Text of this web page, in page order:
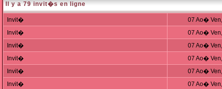
Il y a 79 invit�s en ligne
Invit�
07 Ao�
Invit�
07 Ao�
Invit�
07 Ao�
Invit�
07 Ao�
Invit�
07 Ao�
Invit�
07 Ao�